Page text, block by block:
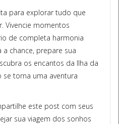
para explorar tudo que
Vivencie momentos
de completa harmonia
chance, prepare sua
os encantos da Ilha da
se torna uma aventura
este post com seus
sua viagem dos sonhos